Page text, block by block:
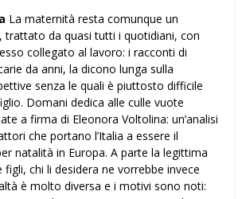
La maternità resta comunque un
trattato da quasi tutti i quotidiani, con
collegato al lavoro: i racconti di
da anni, la dicono lunga sulla
senza le quali è piuttosto difficile
Domani dedica alle culle vuote
a firma di Eleonora Voltolina: un’analisi
che portano l’Italia a essere il
natalità in Europa. A parte la legittima
chi li desidera ne vorrebbe invece
è molto diversa e i motivi sono noti: